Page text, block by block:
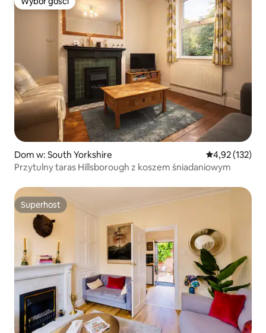
Wybór gości
Dom w: South Yorkshire Średnia
4,92 (132)
Przytulny taras Hillsborough z koszem śniadaniowym
Superhost
Superhost